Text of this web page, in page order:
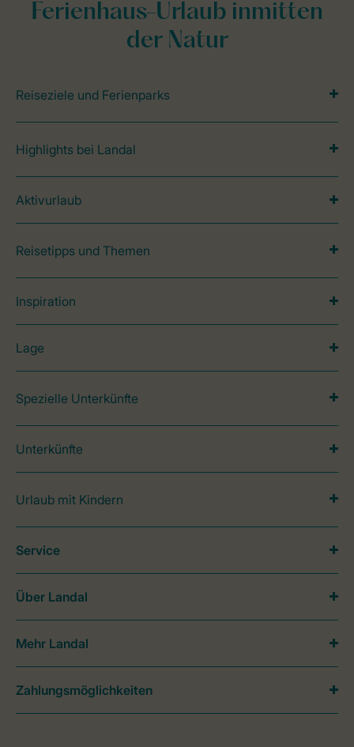
Ferienhaus-Urlaub inmitten
der Natur
Reiseziele und Ferienparks
Highlights bei Landal
Aktivurlaub
Reisetipps und Themen
Inspiration
Lage
Spezielle Unterkünfte
Unterkünfte
Urlaub mit Kindern
Service
Über Landal
Mehr Landal
Zahlungsmöglichkeiten